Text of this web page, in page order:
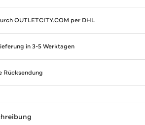
OUTLETCITY.COM per DHL
in 3-5 Werktagen
Rücksendung